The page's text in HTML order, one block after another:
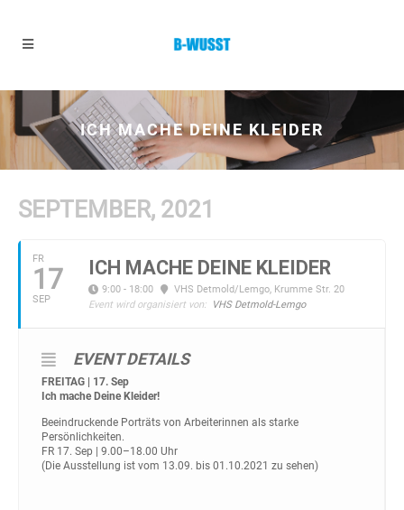
ICH MACHE DEINE KLEIDER
SEPTEMBER, 2021
FR
17
SEP
ICH MACHE DEINE KLEIDER
9:00 - 18:00 VHS Detmold/Lemgo , Krumme Str. 20
Event wird organisiert von:
VHS Detmold-Lemgo
EVENT DETAILS
FREITAG | 17. Sep
Ich mache Deine Kleider!
Beeindruckende Porträts von ­Arbeiter­innen als starke
Persönlichkeiten.
FR 17. Sep | 9.00–18.00 Uhr
(Die Ausstellung ist vom 13.09. bis 01.10.2021 zu sehen)